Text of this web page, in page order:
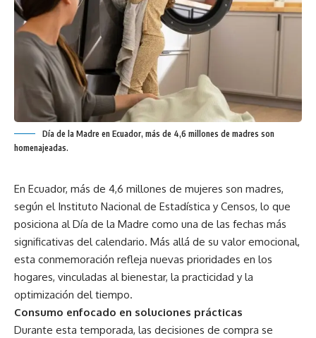
Día de la Madre en Ecuador, más de 4,6 millones de madres son
homenajeadas.
En Ecuador, más de 4,6 millones de mujeres son madres,
según el Instituto Nacional de Estadística y Censos, lo que
posiciona al Día de la Madre como una de las fechas más
significativas del calendario. Más allá de su valor emocional,
esta conmemoración refleja nuevas prioridades en los
hogares, vinculadas al bienestar, la practicidad y la
optimización del tiempo.
Consumo enfocado en soluciones prácticas
Durante esta temporada, las decisiones de compra se